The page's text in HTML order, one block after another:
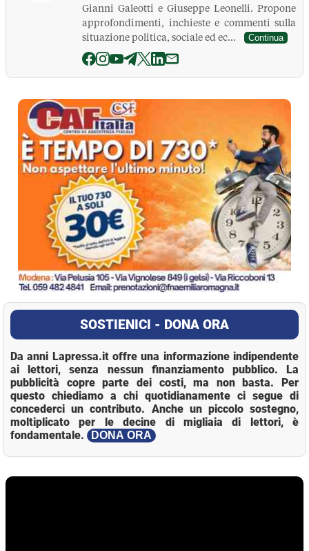
Gianni Galeotti e Giuseppe Leonelli. Propone
approfondimenti, inchieste e commenti sulla
situazione politica, sociale ed ec...
Continua
La Pressa
SOSTIENICI - DONA ORA
Da anni Lapressa.it offre una informazione indipendente
ai lettori, senza nessun finanziamento pubblico. La
pubblicità copre parte dei costi, ma non basta. Per
questo chiediamo a chi quotidianamente ci segue di
concederci un contributo. Anche un piccolo sostegno,
moltiplicato per le decine di migliaia di lettori, è
fondamentale.
DONA ORA